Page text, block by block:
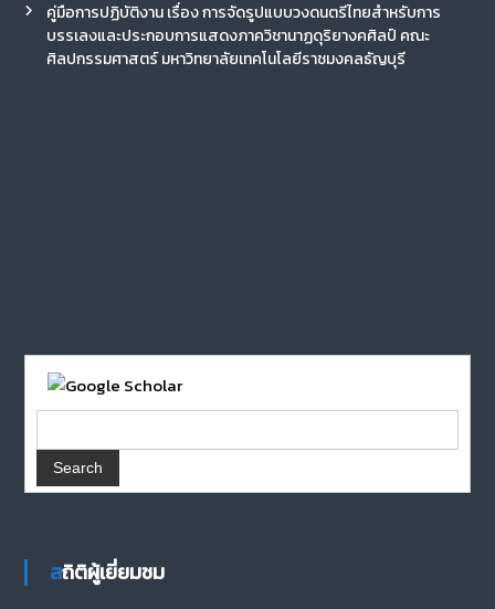
คู่มือการปฏิบัติงาน เรื่อง การจัดรูปแบบวงดนตรีไทยสำหรับการ
บรรเลงและประกอบการแสดงภาควิชานาฏดุริยางคศิลป์ คณะ
ศิลปกรรมศาสตร์ มหาวิทยาลัยเทคโนโลยีราชมงคลธัญบุรี
สถิติผู้เยี่ยมชม